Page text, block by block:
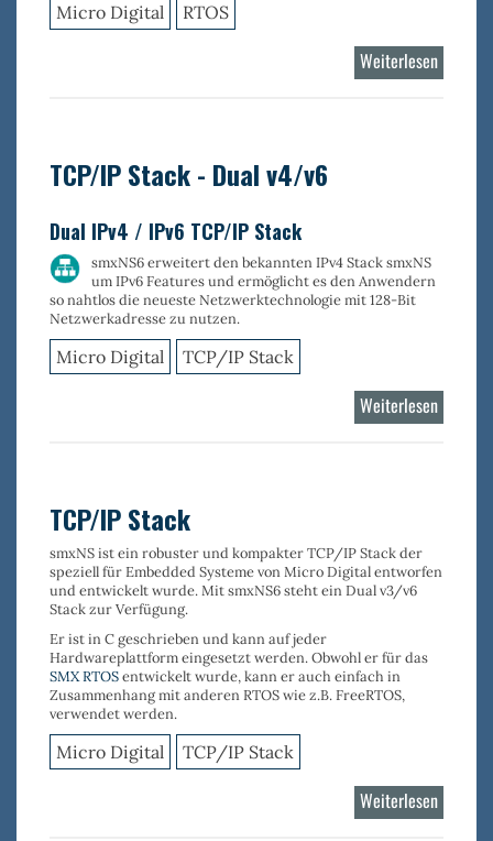
Micro Digital RTOS
Weiterlesen
TCP/IP Stack - Dual v4/v6
Dual IPv4 / IPv6 TCP/IP Stack
smxNS6 erweitert den bekannten IPv4 Stack smxNS
um IPv6 Features und ermöglicht es den Anwendern
so nahtlos die neueste Netzwerktechnologie mit 128-Bit
Netzwerkadresse zu nutzen.
Micro Digital TCP/IP Stack
Weiterlesen
TCP/IP
TCP/IP Stack
smxNSist ein robuster und kompakterTCP/IP Stackder
speziell für Embedded Systemevon Micro Digital entworfen
und entwickelt wurde. Mit smxNS6 steht ein Dual v3/v6
Stack zur Verfügung.
Er ist in C geschrieben und kann auf jeder
Hardwareplattform eingesetzt werden. Obwohl er für das
SMX RTOSentwickelt wurde, kann er auch einfach in
Zusammenhang mit anderen RTOS wie z.B. FreeRTOS,
verwendet werden.
Micro Digital TCP/IP Stack
Weiterlesen
TCP/IP